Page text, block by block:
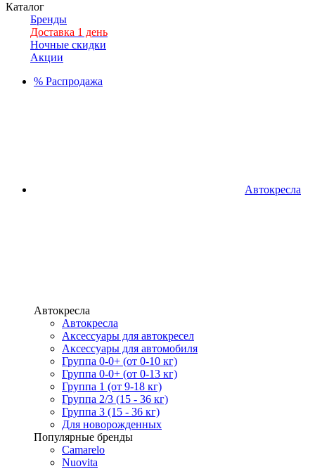
Каталог
Бренды
Доставка 1 день
Ночные скидки
Акции
% Распродажа
Автокресла
Автокресла
Автокресла
Аксессуары для автокресел
Аксессуары для автомобиля
Группа 0-0+ (от 0-10 кг)
Группа 0-0+ (от 0-13 кг)
Группа 1 (от 9-18 кг)
Группа 2/3 (15 - 36 кг)
Группа 3 (15 - 36 кг)
Для новорожденных
Популярные бренды
Camarelo
Nuovita